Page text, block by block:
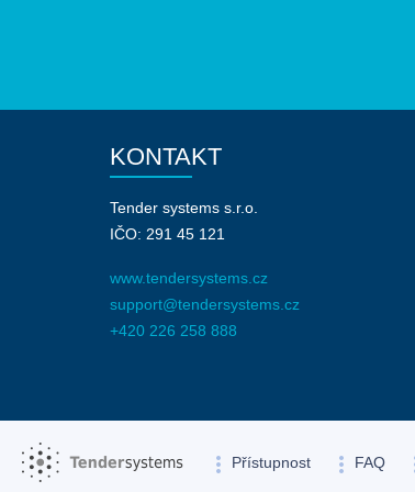
KONTAKT
Tender systems s.r.o.
IČO: 291 45 121
www.tendersystems.cz
support@tendersystems.cz
+420 226 258 888
more_vert Přístupnost more_vert FAQ